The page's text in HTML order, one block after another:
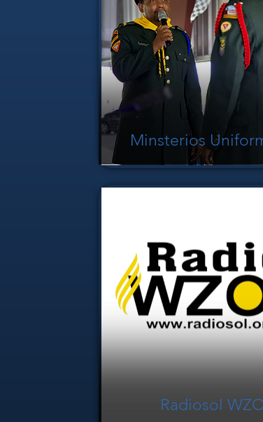
Minsterios
Radiosol